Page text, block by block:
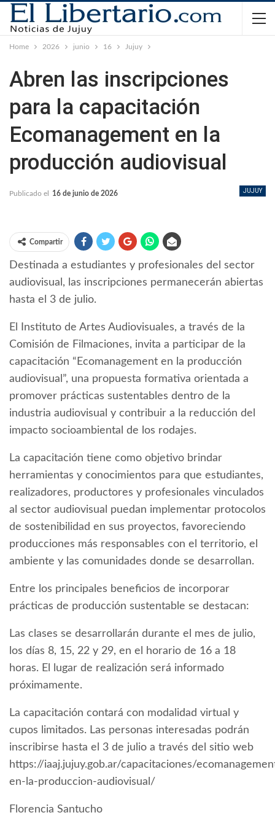
Home 2026 junio 16 Jujuy
Abren las inscripciones
para la capacitación
Ecomanagement en la
producción audiovisual
JUJUY
Publicado el 16 de junio de 2026
Compartir
Destinada a estudiantes y profesionales del sector
audiovisual, las inscripciones permanecerán abiertas
hasta el 3 de julio.
El Instituto de Artes Audiovisuales, a través de la
Comisión de Filmaciones, invita a participar de la
capacitación “Ecomanagement en la producción
audiovisual”, una propuesta formativa orientada a
promover prácticas sustentables dentro de la
industria audiovisual y contribuir a la reducción del
impacto socioambiental de los rodajes.
La capacitación tiene como objetivo brindar
herramientas y conocimientos para que estudiantes,
realizadores, productores y profesionales vinculados
al sector audiovisual puedan implementar protocolos
de sostenibilidad en sus proyectos, favoreciendo
producciones más responsables con el territorio, el
ambiente y las comunidades donde se desarrollan.
Entre los principales beneficios de incorporar
prácticas de producción sustentable se destacan:
Las clases se desarrollarán durante el mes de julio,
los días 8, 15, 22 y 29, en el horario de 16 a 18
horas. El lugar de realización será informado
próximamente.
La capacitación contará con modalidad virtual y
cupos limitados. Las personas interesadas podrán
inscribirse hasta el 3 de julio a través del sitio web
https://iaaj.jujuy.gob.ar/capacitaciones/
en-la-produccion-audiovisual/
Florencia Santucho